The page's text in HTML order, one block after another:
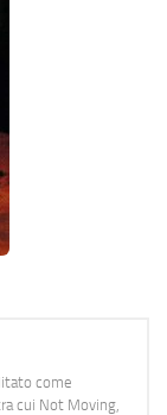
come
cui Not Moving,